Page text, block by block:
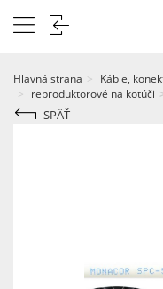
Hlavná strana Káble,
reproduktorové na kotúči
SPÄŤ